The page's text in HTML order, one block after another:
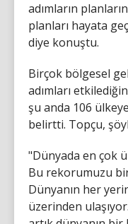
adımların
planları hayata
diye konuştu.
Birçok bölgesel
adımları
şu anda 106
belirtti. Topçu,
"Dünyada en çok
Bu rekorumuzu
Dünyanın her
üzerinden